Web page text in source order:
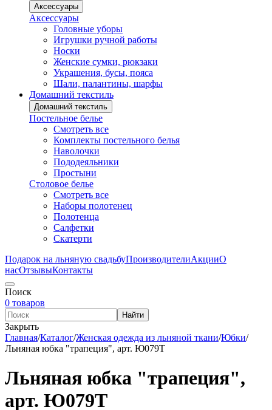
Аксессуары
Аксессуары
Головные уборы
Игрушки ручной работы
Носки
Женские сумки, рюкзаки
Украшения, бусы, пояса
Шали, палантины, шарфы
Домашний текстиль
Домашний текстиль
Постельное белье
Смотреть все
Комплекты постельного белья
Наволочки
Пододеяльники
Простыни
Столовое белье
Смотреть все
Наборы полотенец
Полотенца
Салфетки
Скатерти
Подарок на льняную свадьбуПроизводителиАкцииО
насОтзывыКонтакты
Поиск
0 товаров
Найти
Закрыть
Главная/Каталог/Женская одежда из льняной ткани/Юбки/
Льняная юбка "трапеция", арт. Ю079Т
Льняная юбка "трапеция",
арт. Ю079Т